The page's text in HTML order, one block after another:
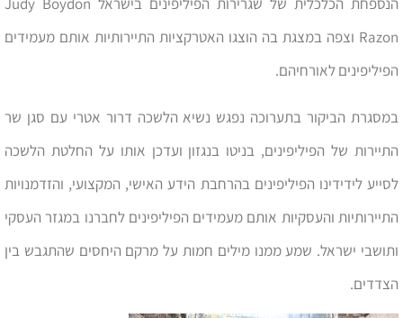
Razon וצפה במצגת בה הוצגו האטרקציות התיירותיות אותם מעמידים
הפיליפינים לאורחיהם.
במסגרת הביקור בתערוכה נפגש נשיא הלשכה דרור אטרי עם סגן שר
התיירות של הפיליפינים, בניטו בנגזון ועדכן אותו על החלטת הלשכה
לסייע לידידינו הפיליפינים בהרחבת הידע האישי, המקצועי, והזדמנויות
התיירותיות והעסקיות אותם מעמידים הפיליפינים לחברנו במגזר העסקי
ותושבי ישראל. שמע ממנו מילים חמות על מרקם היחסים שהתגבש בין
הצדדים.